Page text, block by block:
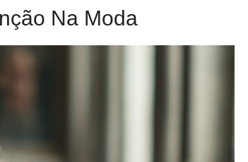
Na Moda